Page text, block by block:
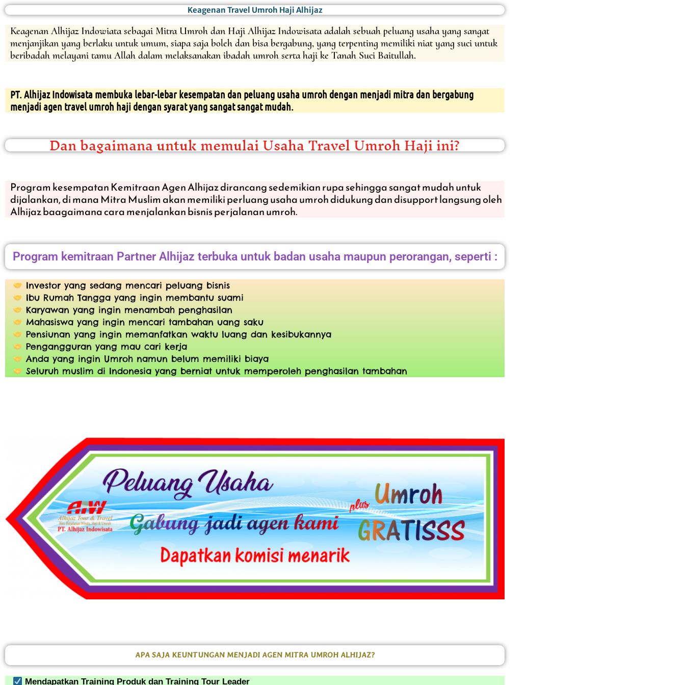
Lewati
ke
konten
Keagenan Travel Umroh Haji Alhijaz
Keagenan Alhijaz Indowiata sebagai Mitra Umroh dan Haji Alhijaz Indowisata adalah sebuah peluang usaha yang sangat
menjanjikan yang berlaku untuk umum, siapa saja boleh dan bisa bergabung, yang terpenting memiliki niat yang suci untuk
beribadah melayani tamu Allah dalam melaksanakan ibadah umroh serta haji ke Tanah Suci Baitullah.
PT. Alhijaz Indowisata membuka lebar-lebar kesempatan dan peluang usaha umroh dengan menjadi mitra dan bergabung
menjadi agen travel umroh haji dengan syarat yang sangat sangat mudah.
Dan bagaimana untuk memulai Usaha Travel Umroh Haji ini?
Program kesempatan Kemitraan Agen Alhijaz dirancang sedemikian rupa sehingga sangat mudah untuk
dijalankan, di mana Mitra Muslim akan memiliki perluang usaha umroh didukung dan disupport langsung oleh
Alhijaz baagaimana cara menjalankan bisnis perjalanan umroh.
Program kemitraan Partner Alhijaz terbuka untuk badan usaha maupun perorangan, seperti :
Investor yang sedang mencari peluang bisnis
Ibu Rumah Tangga yang ingin membantu suami
Karyawan yang ingin menambah penghasilan
Mahasiswa yang ingin mencari tambahan uang saku
Pensiunan yang ingin memanfatkan waktu luang dan kesibukannya
Pengangguran yang mau cari kerja
Anda yang ingin Umroh namun belum memiliki biaya
Seluruh muslim di Indonesia yang berniat untuk memperoleh penghasilan tambahan
APA SAJA KEUNTUNGAN MENJADI AGEN MITRA UMROH ALHIJAZ?
Mendapatkan Training Produk dan Training Tour Leader